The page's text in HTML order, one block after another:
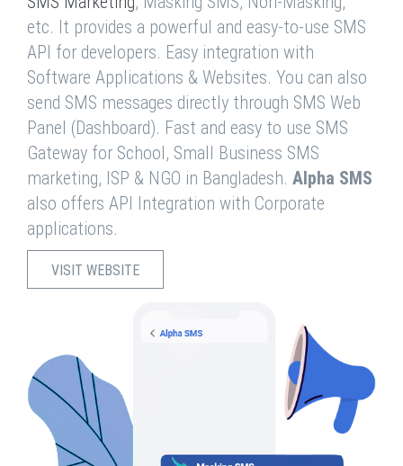
etc. It provides a powerful and easy-to-use SMS
API for developers. Easy integration with
Software Applications & Websites. You can also
send SMS messages directly through SMS Web
Panel (Dashboard). Fast and easy to use SMS
Gateway for School, Small Business SMS
marketing, ISP & NGO in Bangladesh. Alpha SMS
also offers API Integration with Corporate
applications.
VISIT WEBSITE